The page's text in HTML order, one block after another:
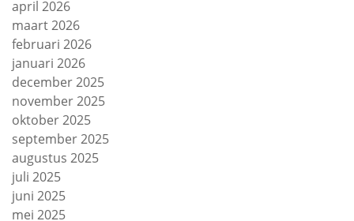
april 2026
maart 2026
februari 2026
januari 2026
december 2025
november 2025
oktober 2025
september 2025
augustus 2025
juli 2025
juni 2025
mei 2025